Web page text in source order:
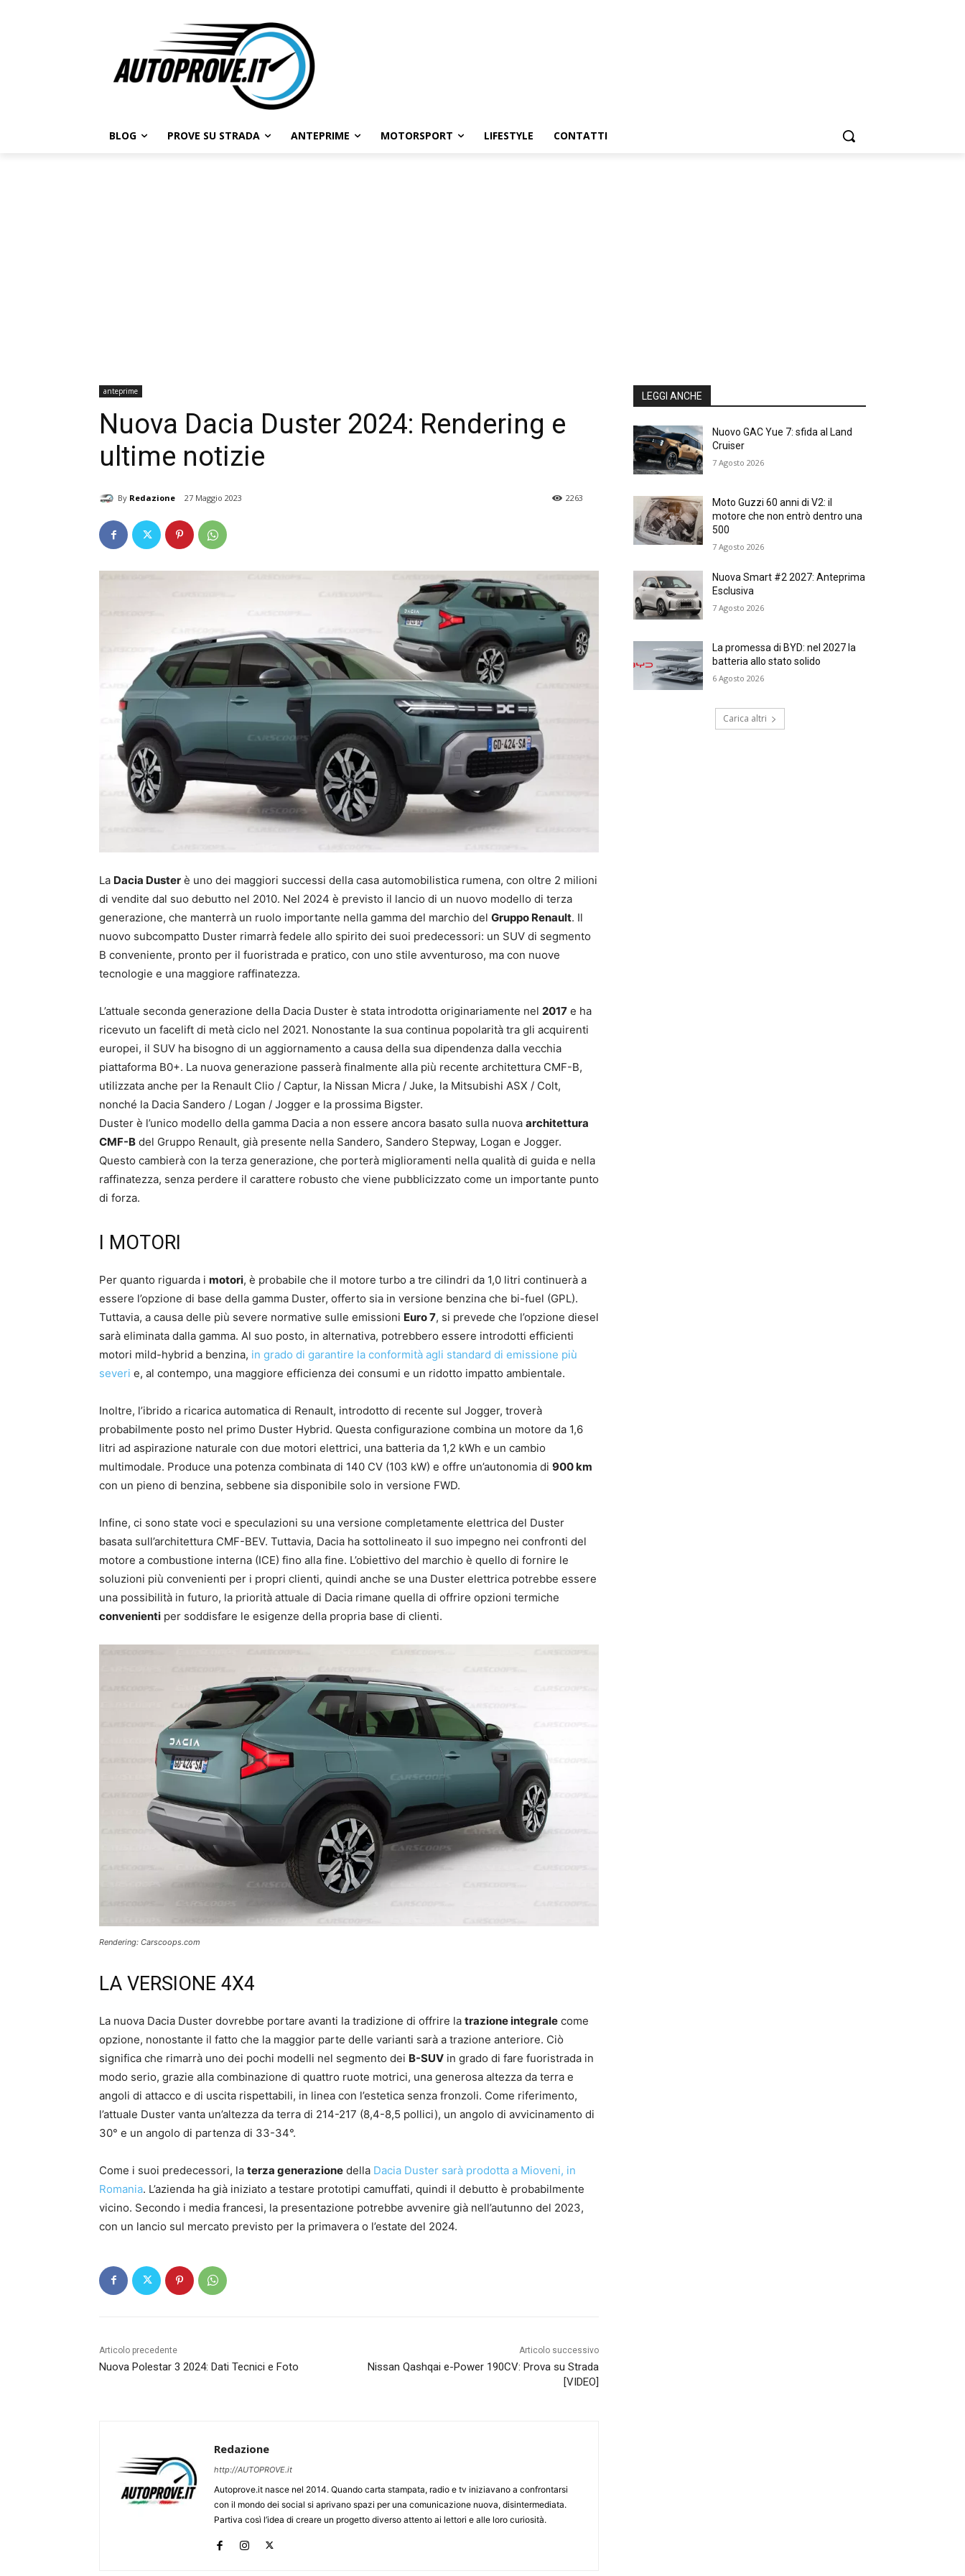
BLOG PROVE SU STRADA ANTEPRIME MOTORSPORT LIFESTYLE CONTATTI
anteprime
Nuova Dacia Duster 2024: Rendering e
ultime notizie
By Redazione 27 Maggio 2023 2263
La Dacia Duster è uno dei maggiori successi della casa automobilistica rumena, con oltre 2 milioni
di vendite dal suo debutto nel 2010. Nel 2024 è previsto il lancio di un nuovo modello di terza
generazione, che manterrà un ruolo importante nella gamma del marchio del Gruppo Renault. Il
nuovo subcompatto Duster rimarrà fedele allo spirito dei suoi predecessori: un SUV di segmento
B conveniente, pronto per il fuoristrada e pratico, con uno stile avventuroso, ma con nuove
tecnologie e una maggiore raffinatezza.
L’attuale seconda generazione della Dacia Duster è stata introdotta originariamente nel 2017 e ha
ricevuto un facelift di metà ciclo nel 2021. Nonostante la sua continua popolarità tra gli acquirenti
europei, il SUV ha bisogno di un aggiornamento a causa della sua dipendenza dalla vecchia
piattaforma B0+. La nuova generazione passerà finalmente alla più recente architettura CMF-B,
utilizzata anche per la Renault Clio / Captur, la Nissan Micra / Juke, la Mitsubishi ASX / Colt,
nonché la Dacia Sandero / Logan / Jogger e la prossima Bigster.
Duster è l’unico modello della gamma Dacia a non essere ancora basato sulla nuova architettura
CMF-B del Gruppo Renault, già presente nella Sandero, Sandero Stepway, Logan e Jogger.
Questo cambierà con la terza generazione, che porterà miglioramenti nella qualità di guida e nella
raffinatezza, senza perdere il carattere robusto che viene pubblicizzato come un importante punto
di forza.
I MOTORI
Per quanto riguarda i motori, è probabile che il motore turbo a tre cilindri da 1,0 litri continuerà a
essere l’opzione di base della gamma Duster, offerto sia in versione benzina che bi-fuel (GPL).
Tuttavia, a causa delle più severe normative sulle emissioni Euro 7, si prevede che l’opzione diesel
sarà eliminata dalla gamma. Al suo posto, in alternativa, potrebbero essere introdotti efficienti
motori mild-hybrid a benzina, in grado di garantire la conformità agli standard di emissione più
severi e, al contempo, una maggiore efficienza dei consumi e un ridotto impatto ambientale.
Inoltre, l’ibrido a ricarica automatica di Renault, introdotto di recente sul Jogger, troverà
probabilmente posto nel primo Duster Hybrid. Questa configurazione combina un motore da 1,6
litri ad aspirazione naturale con due motori elettrici, una batteria da 1,2 kWh e un cambio
multimodale. Produce una potenza combinata di 140 CV (103 kW) e offre un’autonomia di 900 km
con un pieno di benzina, sebbene sia disponibile solo in versione FWD.
Infine, ci sono state voci e speculazioni su una versione completamente elettrica del Duster
basata sull’architettura CMF-BEV. Tuttavia, Dacia ha sottolineato il suo impegno nei confronti del
motore a combustione interna (ICE) fino alla fine. L’obiettivo del marchio è quello di fornire le
soluzioni più convenienti per i propri clienti, quindi anche se una Duster elettrica potrebbe essere
una possibilità in futuro, la priorità attuale di Dacia rimane quella di offrire opzioni termiche
convenienti per soddisfare le esigenze della propria base di clienti.
Rendering: Carscoops.com
LA VERSIONE 4X4
La nuova Dacia Duster dovrebbe portare avanti la tradizione di offrire la trazione integrale come
opzione, nonostante il fatto che la maggior parte delle varianti sarà a trazione anteriore. Ciò
significa che rimarrà uno dei pochi modelli nel segmento dei B-SUV in grado di fare fuoristrada in
modo serio, grazie alla combinazione di quattro ruote motrici, una generosa altezza da terra e
angoli di attacco e di uscita rispettabili, in linea con l’estetica senza fronzoli. Come riferimento,
l’attuale Duster vanta un’altezza da terra di 214-217 (8,4-8,5 pollici), un angolo di avvicinamento di
30° e un angolo di partenza di 33-34°.
Come i suoi predecessori, la terza generazione della Dacia Duster sarà prodotta a Mioveni, in
Romania. L’azienda ha già iniziato a testare prototipi camuffati, quindi il debutto è probabilmente
vicino. Secondo i media francesi, la presentazione potrebbe avvenire già nell’autunno del 2023,
con un lancio sul mercato previsto per la primavera o l’estate del 2024.
Articolo precedente
Nuova Polestar 3 2024: Dati Tecnici e Foto
Articolo successivo
Nissan Qashqai e-Power 190CV: Prova su Strada
[VIDEO]
Redazione
http://AUTOPROVE.it
Autoprove.it nasce nel 2014. Quando carta stampata, radio e tv iniziavano a confrontarsi
con il mondo dei social si aprivano spazi per una comunicazione nuova, disintermediata.
Partiva così l’idea di creare un progetto diverso attento ai lettori e alle loro curiosità.
LEGGI ANCHE
Nuovo GAC Yue 7: sfida al Land
Cruiser
7 Agosto 2026
Moto Guzzi 60 anni di V2: il
motore che non entrò dentro una
500
7 Agosto 2026
Nuova Smart #2 2027: Anteprima
Esclusiva
7 Agosto 2026
La promessa di BYD: nel 2027 la
batteria allo stato solido
6 Agosto 2026
Carica altri